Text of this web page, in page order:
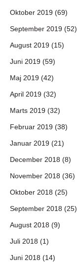
Oktober 2019 (69)
September 2019 (52)
August 2019 (15)
Juni 2019 (59)
Maj 2019 (42)
April 2019 (32)
Marts 2019 (32)
Februar 2019 (38)
Januar 2019 (21)
December 2018 (8)
November 2018 (36)
Oktober 2018 (25)
September 2018 (25)
August 2018 (9)
Juli 2018 (1)
Juni 2018 (14)